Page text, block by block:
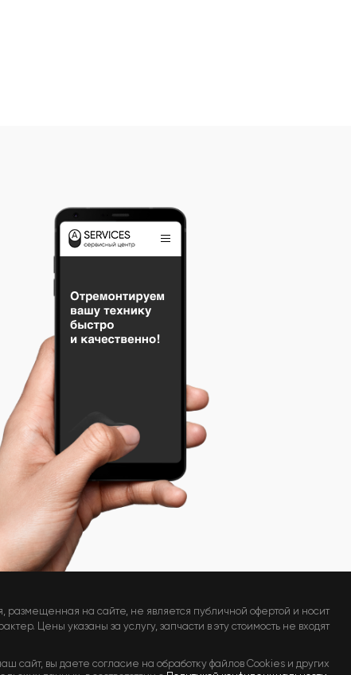
размещенная на сайте, не является публичной офертой и носит
Цены указаны за услугу, запчасти в эту стоимость не входят
сайт, вы даете согласие на обработку файлов Cookies и других